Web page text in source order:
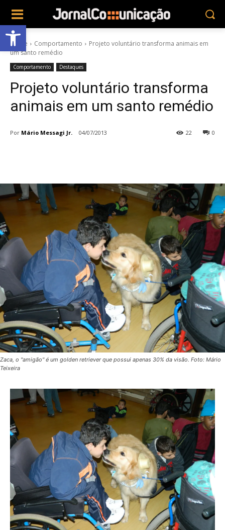
Abrir a barra de ferramentas
Home Comportamento
Projeto voluntário transforma animais em
um santo remédio
Comportamento Destaques
Projeto voluntário transforma
animais em um santo remédio
Por Mário Messagi Jr. 04/07/2013 0
22
Zaca, o "amigão" é um golden retriever que possui apenas 30% da visão. Foto: Mário
Teixeira